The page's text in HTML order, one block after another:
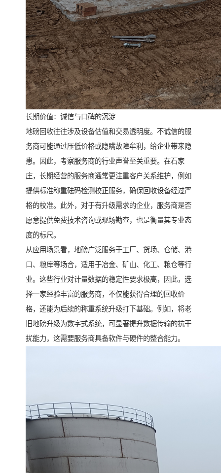
长期价值：诚信与口碑的沉淀
地磅回收往往涉及设备估值和交易透明度。不诚信的服
务商可能通过压低价格或隐瞒故障牟利，给企业带来隐
患。因此，考察服务商的行业声誉至关重要。在石家
庄，长期经营的服务商通常更注重客户关系维护，例如
提供标准称重砝码检测校正服务，确保回收设备经过严
格的校准。此外，对于有升级需求的企业，服务商是否
愿意提供免费技术咨询或现场勘查，也是衡量其专业态
度的标尺。
从应用场景看，地磅广泛服务于工厂、货场、仓储、港
口、粮库等场合，适用于冶金、矿山、化工、粮仓等行
业。这些行业对计量数据的稳定性要求极高，因此，选
择一家经验丰富的服务商，不仅能获得合理的回收价
格，还能为后续的称重系统升级打下基础。例如，将老
旧地磅升级为数字式系统，可显著提升数据传输的抗干
扰能力，这需要服务商具备软件与硬件的整合能力。